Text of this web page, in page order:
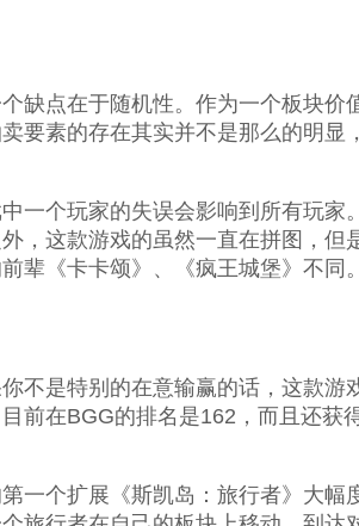
缺点在于随机性。作为一个板块价
要素的存在其实并不是那么的明显
一个玩家的失误会影响到所有玩家
，这款游戏的虽然一直在拼图，但
辈《卡卡颂》、《疯王城堡》不同
不是特别的在意输赢的话，这款游
前在BGG的排名是162，而且还获
一个扩展《斯凯岛：旅行者》大幅